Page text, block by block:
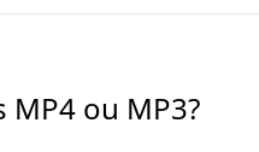
ou MP3?